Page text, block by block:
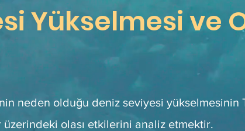
Yükselmesi ve
neden olduğu deniz seviyesi yükselmesinin
olası etkilerini analiz etmektir.